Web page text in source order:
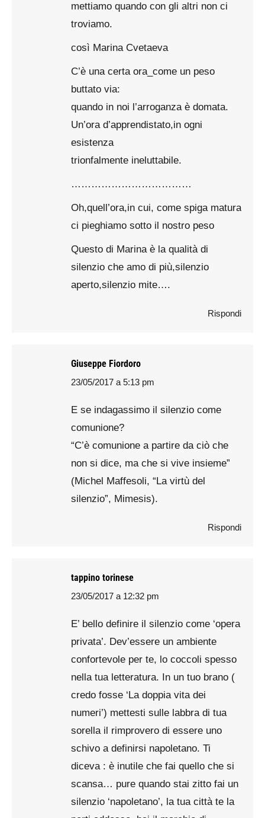
mettiamo quando con gli altri non ci
troviamo.
così Marina Cvetaeva
C’è una certa ora_come un peso
buttato via:
quando in noi l’arroganza è domata.
Un’ora d’apprendistato,in ogni
esistenza
trionfalmente ineluttabile.
………………………………
Oh,quell’ora,in cui, come spiga matura
ci pieghiamo sotto il nostro peso
Questo di Marina è la qualità di
silenzio che amo di più,silenzio
aperto,silenzio mite….
Rispondi
Giuseppe Fiordoro
says:
23/05/2017 a 5:13 pm
E se indagassimo il silenzio come
comunione?
“C’è comunione a partire da ciò che
non si dice, ma che si vive insieme”
(Michel Maffesoli, “La virtù del
silenzio”, Mimesis).
Rispondi
tappino torinese
says:
23/05/2017 a 12:32 pm
E’ bello definire il silenzio come ‘opera
privata’. Dev’essere un ambiente
confortevole per te, lo coccoli spesso
nella tua letteratura. In un tuo brano (
credo fosse ‘La doppia vita dei
numeri’) mettesti sulle labbra di tua
sorella il rimprovero di essere uno
schivo a definirsi napoletano. Ti
diceva : è inutile che fai quello che si
scansa… pure quando stai zitto fai un
silenzio ‘napoletano’, la tua città te la